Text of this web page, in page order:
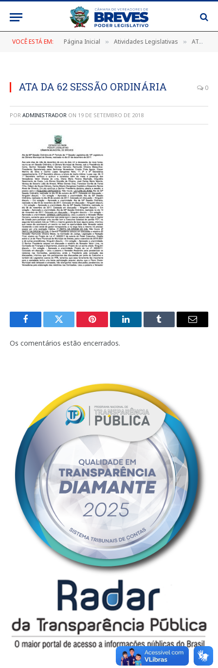
VOCÊ ESTÁ EM: Página Inicial » Atividades Legislativas » ATA DA 62ª SESSÃO ORDINÁRIA DO 2º PERÍODO DA 1ª SESSÃO LEGISLATIVA DA 18ª LEGISLATURA DA CÂMARA MUNICIPAL DE BREVES, REALIZADA NO DIA 07 DE DEZEMBRO DE 2017
ATA DA 62 SESSÃO ORDINÁRIA 0
POR ADMINISTRADOR ON 19 DE SETEMBRO DE 2018
FacebookTwitter Pinterest LinkedInTumblr
E-
Os comentários estão encerrados.